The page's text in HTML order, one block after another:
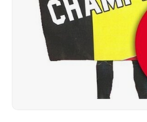
Schlittschuhlaufen
Kissen & Bettwäsche
Lampen & Beleuchtung